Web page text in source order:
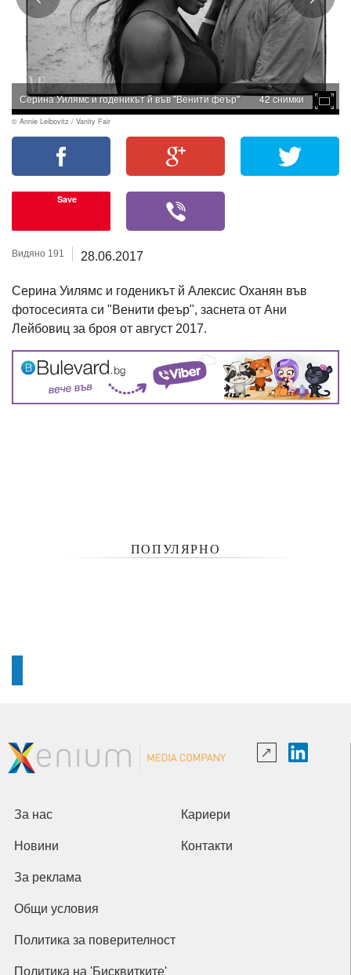
Серина Уилямс и годеникът й във "Венити феър" 42 снимки
© Annie Leibovitz / Vanity Fair
Save
Видяно 191 28.06.2017
Серина Уилямс и годеникът й Алексис Оханян във
фотосесията си "Венити феър", заснета от Ани
Лейбовиц за броя от август 2017.
ПОПУЛЯРНО
За нас Кариери
Новини Контакти
За реклама
Общи условия
Политика за поверителност
Политика на 'Бисквитките'